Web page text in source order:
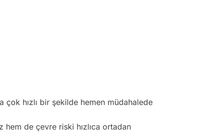
çok hızlı bir şekilde hemen müdahalede
hem de çevre riski hızlıca ortadan